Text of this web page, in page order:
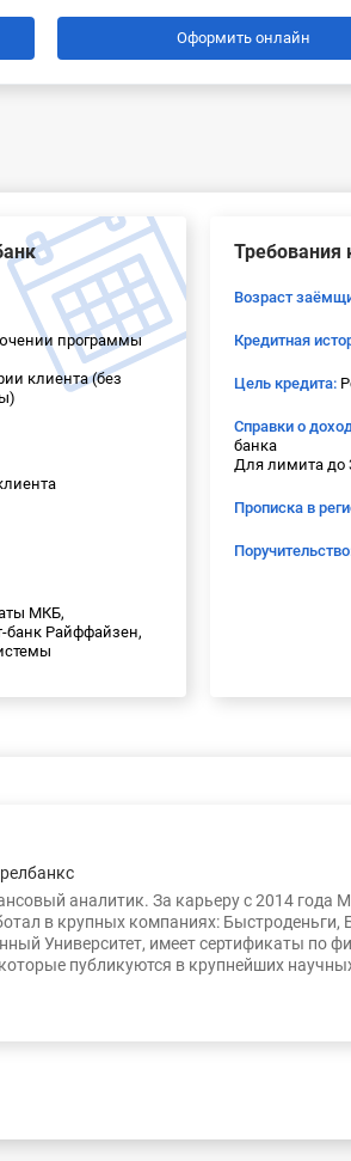
Оформить онлайн
программы
клиента (без
МКБ,
банк Райффайзен,
Возраст
Кредитная
Цель кредита:
Справки о
банка
Для лимита до
Прописка в
аналитик. За карьеру с 2014 года
в крупных компаниях: Быстроденьги,
Университет, имеет сертификаты по
публикуются в крупнейших